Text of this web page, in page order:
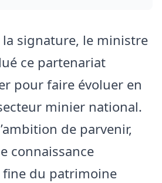
signature, le ministre
ce partenariat
pour faire évoluer en
minier national.
de parvenir,
connaissance
du patrimoine